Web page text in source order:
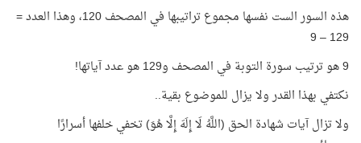
هذه السور الست نفسها مجموع تراتيبها في المصحف 120، وهذا العدد =
129 – 9
9 هو ترتيب سورة التوبة في المصحف و129 هو عدد آياتها!
نكتفي بهذا القدر ولا يزال للموضوع بقية..
ولا تزال آيات شهادة الحق (اللَّهُ لَا إِلَهَ إِلَّا هُوَ) تخفي خلفها أسرارًا